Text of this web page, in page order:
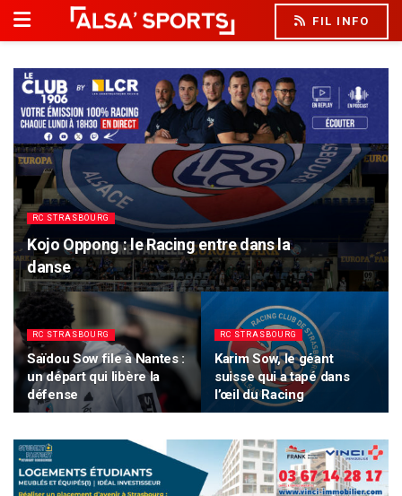
FIL INFO
RC STRASBOURG
Kojo Oppong : le Racing entre dans la
danse
RC STRASBOURG
Saïdou Sow file à Nantes :
un départ qui libère la
défense
RC STRASBOURG
Karim Sow, le géant
suisse qui a tapé dans
l’œil du Racing